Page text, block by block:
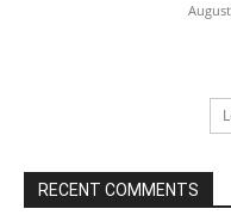
RECENT COMMENTS